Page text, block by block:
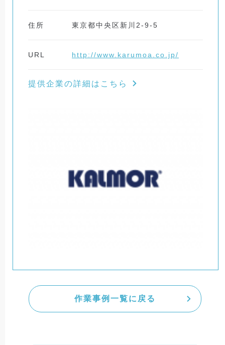
住所 東京都中央区新川2-9-5
URL http://www.karumoa.co.jp/
提供企業の詳細はこちら
作業事例一覧に戻る